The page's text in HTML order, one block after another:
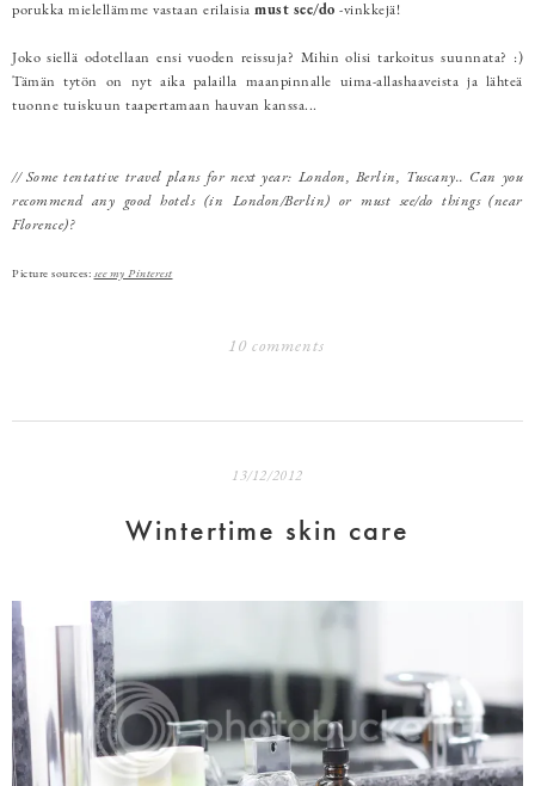
porukka mielellämme vastaan erilaisia must see/do -vinkkejä!
Joko siellä odotellaan ensi vuoden reissuja? Mihin olisi tarkoitus suunnata? :)
Tämän tytön on nyt aika palailla maanpinnalle uima-allashaaveista ja lähteä
tuonne tuiskuun taapertamaan hauvan kanssa...
// Some tentative travel plans for next year: London, Berlin, Tuscany.. Can you
recommend any good hotels (in London/Berlin) or must see/do things (near
Florence)?
Picture sources:see my Pinterest
10 comments
13/12/2012
Wintertime skin care